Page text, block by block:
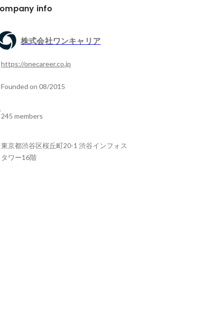
info
株式会社ワンキャリア
https://onecareer.co.jp
Founded on 08/2015
245 members
東京都渋谷区桜丘町20-1 渋谷インフォス
タワー16階